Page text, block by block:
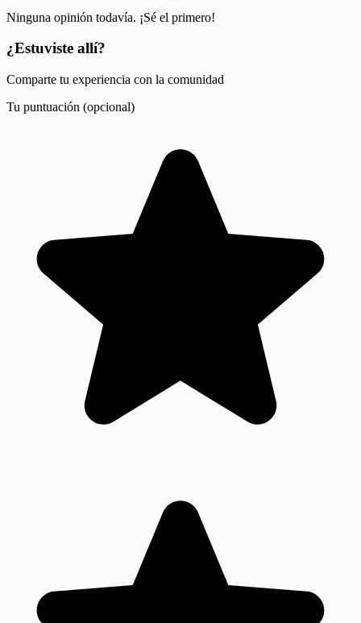
Ninguna opinión todavía. ¡Sé el primero!
¿Estuviste allí?
Comparte tu experiencia con la comunidad
Tu puntuación (opcional)